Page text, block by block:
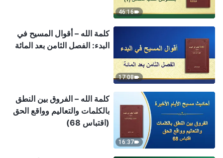
46:16
17:08
كلمة الله – أقوال المسيح في
البدء: الفصل الثامن بعد المائة
16:37
كلمة الله – الفروق بين النطق
بالكلمات والتعاليم وواقع الحق
(اقتباس 68)